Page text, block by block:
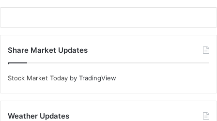
Share Market Updates
Stock Market Today by TradingView
Weather Updates